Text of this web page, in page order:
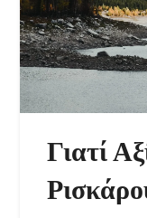
Γιατί